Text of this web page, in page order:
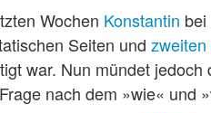
Wochen Konstantin
Seiten und
war. Nun mündet
nach dem »wie« und